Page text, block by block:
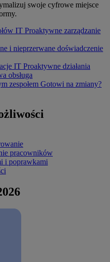
swoje cyfrowe miejsce
IT Proaktywne zarządzanie
i nieprzerwane doświadczenie
IT Proaktywne działania
obsługa
zespołem Gotowi na zmiany?
pracowników
i poprawkami